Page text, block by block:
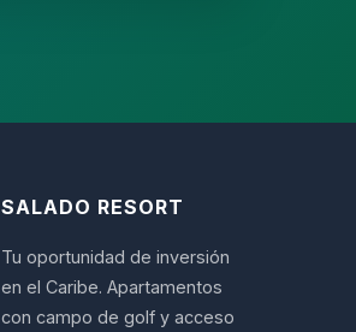
SALADO RESORT
Tu oportunidad de inversión
en el Caribe. Apartamentos
con campo de golf y acceso